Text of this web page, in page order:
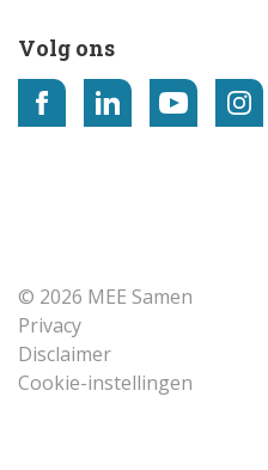
Volg ons
© 2026 MEE Samen
Privacy
Disclaimer
Cookie-instellingen